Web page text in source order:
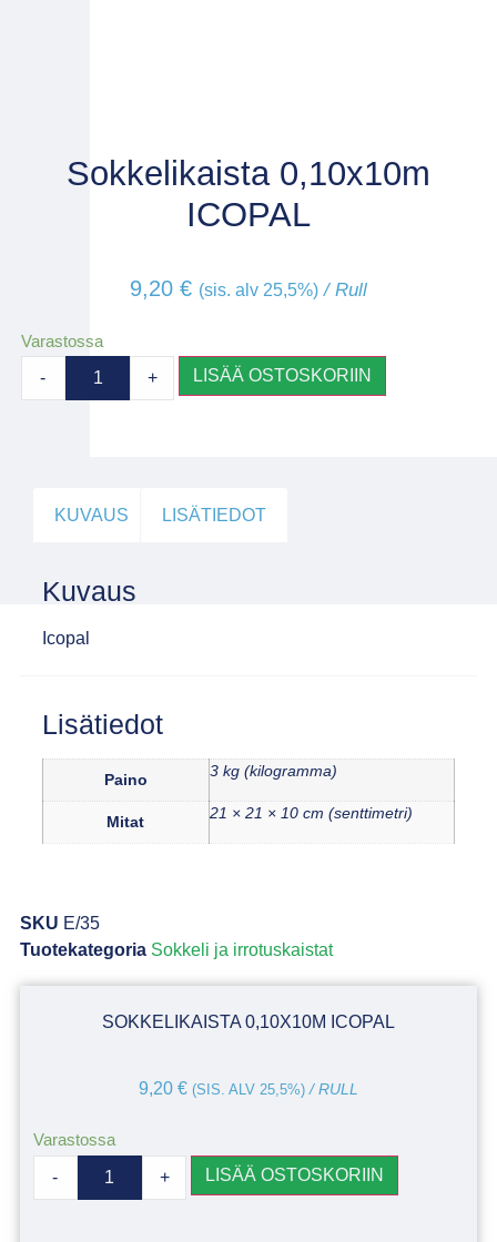
Sokkelikaista 0,10x10m
ICOPAL
9,20 € (sis. alv 25,5%) / Rull
Varastossa
- + LISÄÄ OSTOSKORIIN
KUVAUS LISÄTIEDOT
Kuvaus
Icopal
Lisätiedot
Paino 3 kg (kilogramma)
Mitat 21 × 21 × 10 cm (senttimetri)
SKU E/35
Tuotekategoria Sokkeli ja irrotuskaistat
SOKKELIKAISTA 0,10X10M ICOPAL
9,20 € (SIS. ALV 25,5%) / RULL
Varastossa
- + LISÄÄ OSTOSKORIIN